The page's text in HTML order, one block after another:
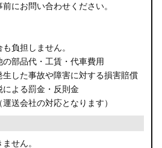
にお問い合わせください。
負担しません。
の部品代・工賃・代車費用
生した事故や障害に対する損害賠償
による罰金・反則金
送会社の対応となります）
せん。